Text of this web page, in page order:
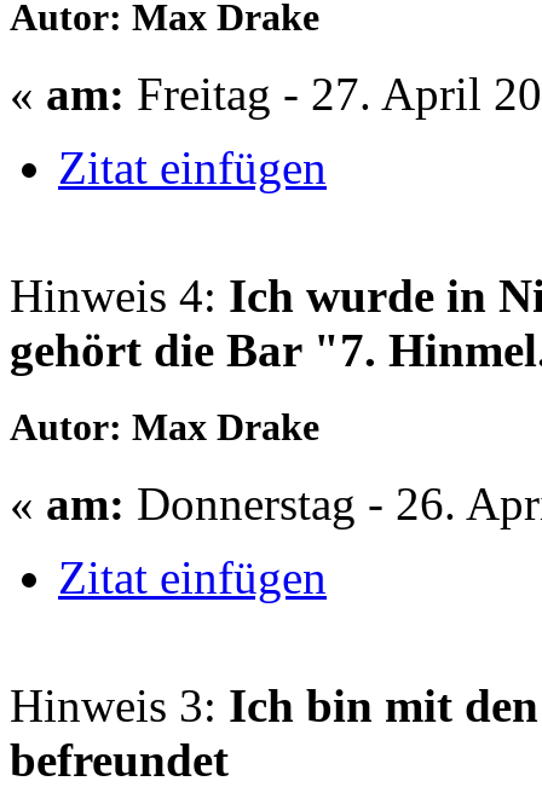
Autor: Max Drake
« am: Freitag - 27. April
Zitat einfügen
Hinweis 4: Ich wurde in
gehört die Bar "7.
Autor: Max Drake
« am: Donnerstag - 26.
Zitat einfügen
Hinweis 3: Ich bin mit
befreundet